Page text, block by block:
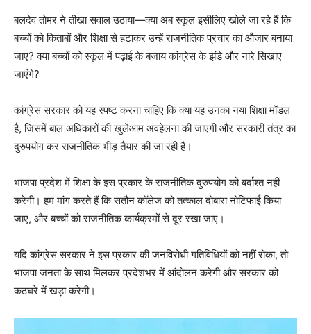
बलदेव तोमर ने तीखा सवाल उठाया—क्या अब स्कूल इसीलिए खोले जा रहे हैं कि
बच्चों को किताबों और शिक्षा से हटाकर उन्हें राजनीतिक प्रचार का औजार बनाया
जाए? क्या बच्चों को स्कूल में पढ़ाई के बजाय कांग्रेस के झंडे और नारे सिखाए
जाएंगे?
कांग्रेस सरकार को यह स्पष्ट करना चाहिए कि क्या यह उनका नया शिक्षा मॉडल
है, जिसमें बाल अधिकारों की खुलेआम अवहेलना की जाएगी और सरकारी तंत्र का
दुरुपयोग कर राजनीतिक भीड़ तैयार की जा रही है।
भाजपा प्रदेश में शिक्षा के इस प्रकार के राजनीतिक दुरुपयोग को बर्दाश्त नहीं
करेगी। हम मांग करते हैं कि सतौन कॉलेज को तत्काल दोबारा नोटिफाई किया
जाए, और बच्चों को राजनीतिक कार्यक्रमों से दूर रखा जाए।
यदि कांग्रेस सरकार ने इस प्रकार की जनविरोधी गतिविधियों को नहीं रोका, तो
भाजपा जनता के साथ मिलकर प्रदेशभर में आंदोलन करेगी और सरकार को
कठघरे में खड़ा करेगी।